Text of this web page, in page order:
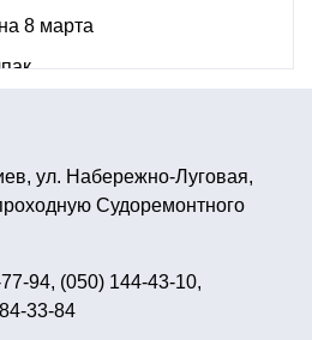
8 марта
купить
ул. Набережно-Луговая,
Судоремонтного
94, (050) 144-43-10,
33-84